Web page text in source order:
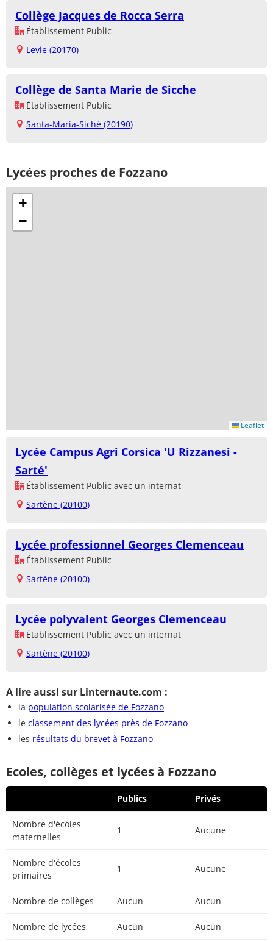
Collège Jacques de Rocca Serra
Établissement Public
Levie (20170)
Collège de Santa Marie de Sicche
Établissement Public
Santa-Maria-Siché (20190)
Lycées proches de Fozzano
+
−
Leaflet
Lycée Campus Agri Corsica 'U Rizzanesi -
Sarté'
Établissement Public avec un internat
Sartène (20100)
Lycée professionnel Georges Clemenceau
Établissement Public
Sartène (20100)
Lycée polyvalent Georges Clemenceau
Établissement Public avec un internat
Sartène (20100)
A lire aussi sur Linternaute.com :
la population scolarisée de Fozzano
le classement des lycées près de Fozzano
les résultats du brevet à Fozzano
Ecoles, collèges et lycées à Fozzano
Publics Privés
Nombre d'écoles
maternelles
1 Aucune
Nombre d'écoles
primaires
1 Aucune
Nombre de collèges Aucun Aucun
Nombre de lycées Aucun Aucun